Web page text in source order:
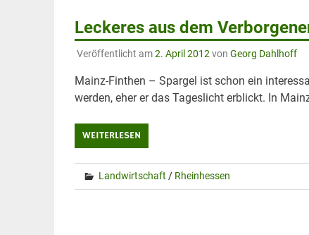
Leckeres aus dem
Veröffentlicht am2. April 2012 von Georg Dahlhoff
Mainz-Finthen – Spargel ist schon ein
werden, eher er das Tageslicht erblickt. In
WEITERLESEN
Landwirtschaft / Rheinhessen